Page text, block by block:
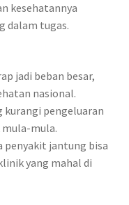
kesehatannya
dalam tugas.
jadi beban besar,
nasional.
pengeluaran
mula-mula.
penyakit jantung bisa
yang mahal di